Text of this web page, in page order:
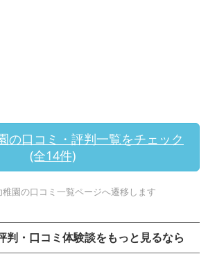
の口コミ・評判一覧をチェック
(全14件)
園の口コミ一覧ページへ遷移します
判・口コミ体験談をもっと見るなら